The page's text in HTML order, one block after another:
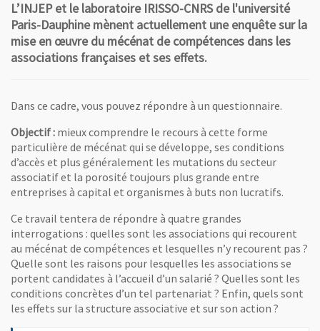
L’INJEP et le laboratoire IRISSO-CNRS de l'université
Paris-Dauphine mènent actuellement une enquête sur la
mise en œuvre du mécénat de compétences dans les
associations françaises et ses effets.
Dans ce cadre, vous pouvez répondre à un questionnaire.
Objectif : mieux comprendre le recours à cette forme
particulière de mécénat qui se développe, ses conditions
d’accès et plus généralement les mutations du secteur
associatif et la porosité toujours plus grande entre
entreprises à capital et organismes à buts non lucratifs.
Ce travail tentera de répondre à quatre grandes
interrogations : quelles sont les associations qui recourent
au mécénat de compétences et lesquelles n’y recourent pas ?
Quelle sont les raisons pour lesquelles les associations se
portent candidates à l’accueil d’un salarié ? Quelles sont les
conditions concrètes d’un tel partenariat ? Enfin, quels sont
les effets sur la structure associative et sur son action ?